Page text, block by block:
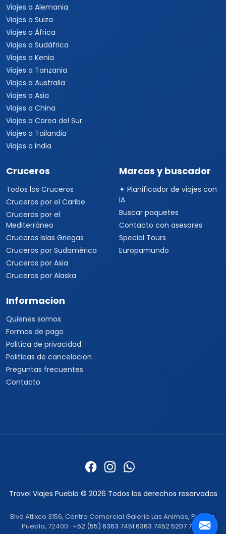
Viajes a Alemania
Viajes a Suiza
Viajes a África
Viajes a Sudáfrica
Viajes a Kenia
Viajes a Tanzania
Viajes a Australia
Viajes a Asia
Viajes a China
Viajes a Corea del Sur
Viajes a Tailandia
Viajes a India
Cruceros
Todos los Cruceros
Cruceros por el Caribe
Cruceros por el
Mediterráneo
Cruceros Islas Griegas
Cruceros por Sudamérica
Cruceros por Asia
Cruceros por Alaska
Marcas y buscador
✦ Planificador de viajes con
IA
Buscar paquetes
Contacto con asesores
Special Tours
Europamundo
Informacion
Quienes somos
Formas de pago
Politica de privacidad
Politicas de cancelacion
Preguntas frecuentes
Contacto
Travel Viajes Puebla © 2026 Todos los derechos reservados
Blvd Atlixco 3156, Centro Comercial Galeria Las Animas, Puebla,
Puebla, 72400 · +52 (55) 6363 7451 6363 74525207 7492